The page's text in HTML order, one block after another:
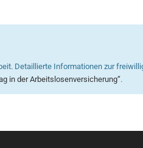
Detaillierte Informationen zur
in der Arbeitslosenversicherung“.